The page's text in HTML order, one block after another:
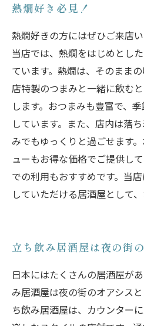
熱燗好き必見！
熱燗好きの方にはぜひご来店
当店では、熱燗をはじめとし
ています。熱燗は、そのまま
店特製のつまみと一緒に飲む
します。おつまみも豊富で、
しています。また、店内は落
みでもゆっくりと過ごせます
ューもお得な価格でご提供し
での利用もおすすめです。当
していただける居酒屋として
立ち飲み居酒屋は夜の街
日本にはたくさんの居酒屋が
み居酒屋は夜の街のオアシス
ち飲み居酒屋は、カウンター